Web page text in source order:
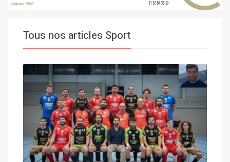
Tous nos articles Sport